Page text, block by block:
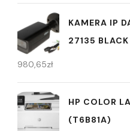
KAMERA IP
27135 BLACK
980,65zł
HP COLOR
(T6B81A)